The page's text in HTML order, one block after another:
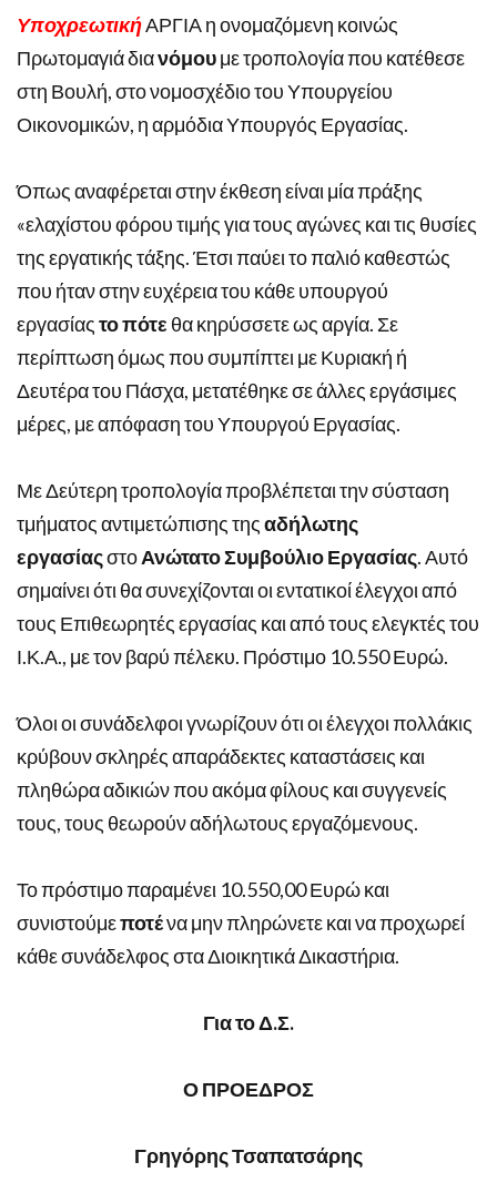
ΥποχρεωτικήΑΡΓΙΑ η ονομαζόμενη κοινώς
Πρωτομαγιά διανόμουμε τροπολογία που κατέθεσε
στη Βουλή, στο νομοσχέδιο του Υπουργείου
Οικονομικών, η αρμόδια Υπουργός Εργασίας.
Όπως αναφέρεται στην έκθεση είναι μία πράξης
«ελαχίστου φόρου τιμής για τους αγώνες και τις θυσίες
της εργατικής τάξης. Έτσι παύει το παλιό καθεστώς
που ήταν στην ευχέρεια του κάθε υπουργού
εργασίαςτο πότε θα κηρύσσετε ως αργία. Σε
περίπτωση όμως που συμπίπτει με Κυριακή ή
Δευτέρα του Πάσχα, μετατέθηκε σε άλλες εργάσιμες
μέρες, με απόφαση του Υπουργού Εργασίας.
Με Δεύτερη τροπολογία προβλέπεται την σύσταση
τμήματος αντιμετώπισης τηςαδήλωτης
εργασίαςστοΑνώτατο Συμβούλιο Εργασίας. Αυτό
σημαίνει ότι θα συνεχίζονται οι εντατικοί έλεγχοι από
τους Επιθεωρητές εργασίας και από τους ελεγκτές του
Ι.Κ.Α., με τον βαρύ πέλεκυ. Πρόστιμο 10.550 Ευρώ.
Όλοι οι συνάδελφοι γνωρίζουν ότι οι έλεγχοι πολλάκις
κρύβουν σκληρές απαράδεκτες καταστάσεις και
πληθώρα αδικιών που ακόμα φίλους και συγγενείς
τους, τους θεωρούν αδήλωτους εργαζόμενους.
Το πρόστιμο παραμένει 10.550,00 Ευρώ και
συνιστούμεποτένα μην πληρώνετε και να προχωρεί
κάθε συνάδελφος στα Διοικητικά Δικαστήρια.
Για το Δ.Σ.
Ο ΠΡΟΕΔΡΟΣ
Γρηγόρης Τσαπατσάρης